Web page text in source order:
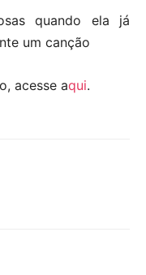
quando ela já
um canção
acesse aqui.